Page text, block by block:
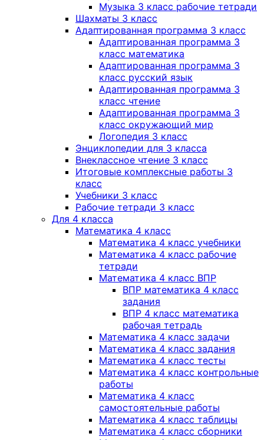
Музыка 3 класс рабочие тетради
Шахматы 3 класс
Адаптированная программа 3 класс
Адаптированная программа 3
класс математика
Адаптированная программа 3
класс русский язык
Адаптированная программа 3
класс чтение
Адаптированная программа 3
класс окружающий мир
Логопедия 3 класс
Энциклопедии для 3 класса
Внеклассное чтение 3 класс
Итоговые комплексные работы 3
класс
Учебники 3 класс
Рабочие тетради 3 класс
Для 4 класса
Математика 4 класс
Математика 4 класс учебники
Математика 4 класс рабочие
тетради
Математика 4 класс ВПР
ВПР математика 4 класс
задания
ВПР 4 класс математика
рабочая тетрадь
Математика 4 класс задачи
Математика 4 класс задания
Математика 4 класс тесты
Математика 4 класс контрольные
работы
Математика 4 класс
самостоятельные работы
Математика 4 класс таблицы
Математика 4 класс сборники